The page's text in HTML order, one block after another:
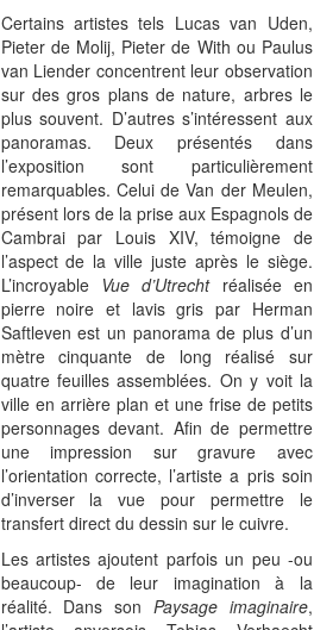
Certains artistes tels Lucas van Uden,
Pieter de Molij, Pieter de With ou Paulus
van Liender concentrent leur observation
sur des gros plans de nature, arbres le
plus souvent. D’autres s’intéressent aux
panoramas. Deux présentés dans
l’exposition sont particulièrement
remarquables. Celui de Van der Meulen,
présent lors de la prise aux Espagnols de
Cambrai par Louis XIV, témoigne de
l’aspect de la ville juste après le siège.
L’incroyable Vue d’Utrechtréalisée en
pierre noire et lavis gris par Herman
Saftleven est un panorama de plus d’un
mètre cinquante de long réalisé sur
quatre feuilles assemblées. On y voit la
ville en arrière plan et une frise de petits
personnages devant. Afin de permettre
une impression sur gravure avec
l’orientation correcte, l’artiste a pris soin
d’inverser la vue pour permettre le
transfert direct du dessin sur le cuivre.
Les artistes ajoutent parfois un peu -ou
beaucoup- de leur imagination à la
réalité. Dans sonPaysage imaginaire,